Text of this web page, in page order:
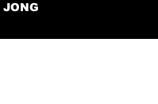
JONG